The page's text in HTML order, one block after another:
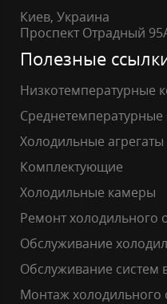
Киев, Украина
Проспект Отрадный
Полезные
Низкотемпературные
Холодильные агрегаты
Комплектующие
Холодильные камеры
Ремонт холодильного
Обслуживание
Обслуживание систем
Монтаж холодильного